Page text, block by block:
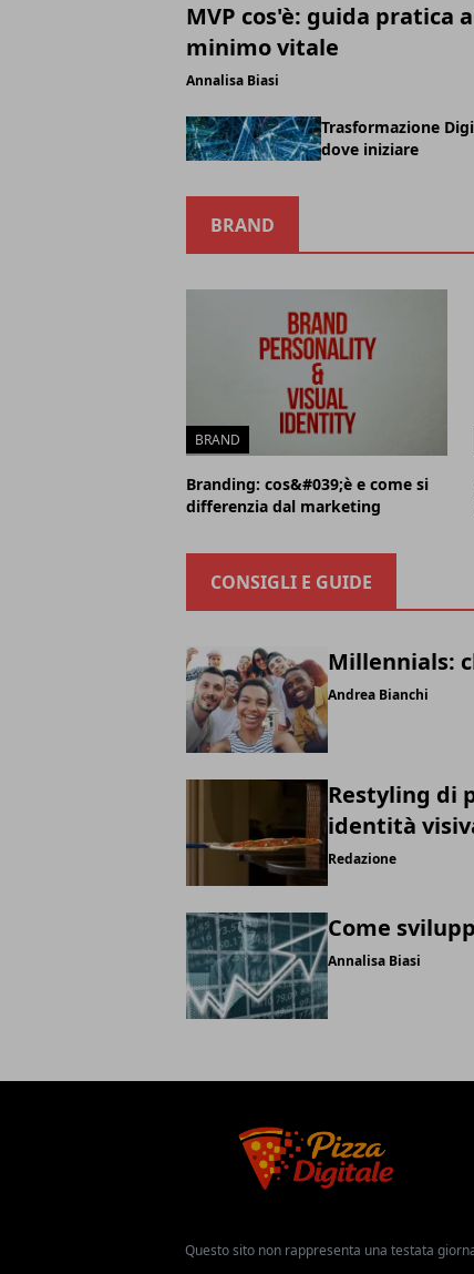
MVP cos'è: guida pratica
minimo vitale
Annalisa Biasi
Trasformazione
dove iniziare
BRAND
BRAND
Branding: cos&#039;è e come si
differenzia dal marketing
CONSIGLI E GUIDE
Millennials:
Andrea Bianchi
Restyling di
identità
Redazione
Come
Annalisa Biasi
Questo sito non rappresenta una testata